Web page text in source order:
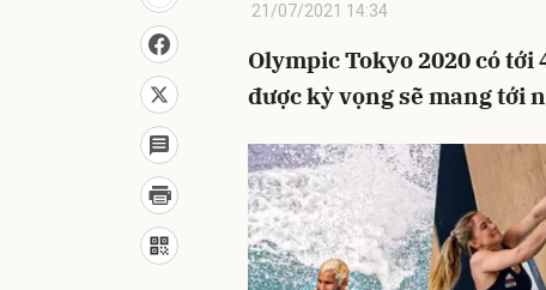
21/07/2021 14:34
Olympic Tokyo 2020 có tới
được kỳ vọng sẽ mang tới